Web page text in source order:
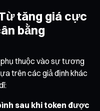
tăng giá cực
bằng
thuộc vào sự tương
trên các giả định khác
sau khi token được